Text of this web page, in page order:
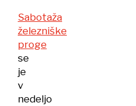
Sabotaža
železniške
proge
se
je
v
nedeljo